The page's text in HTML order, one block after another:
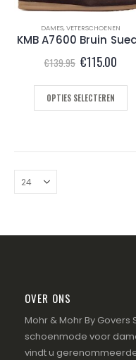
DAMES,VETERSCHOENEN
KMB A7600 Bruin
€139.95
was:
€139.95.
€115.00
is:
OPTIES SELECTEREN
OVER ONS
Mohr & Mohr By
schoenmode voor
vindt u